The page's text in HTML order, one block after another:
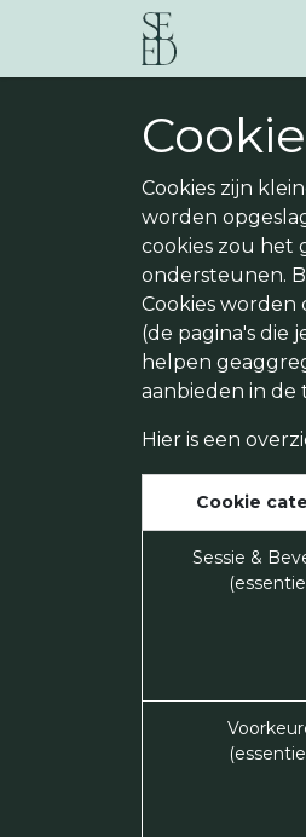
Overslaan naar inhoud
Cookies zijn
worden
cookies zou het
ondersteunen.
Cookies
(de pagina's die
helpen
aanbieden in de
Hier is een
Cookie
Sessie &